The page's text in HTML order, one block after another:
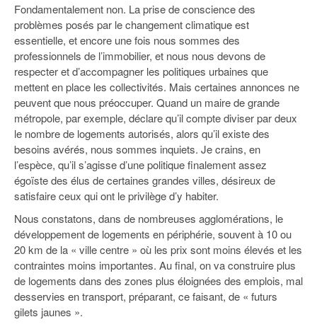
Fondamentalement non. La prise de conscience des
problèmes posés par le changement climatique est
essentielle, et encore une fois nous sommes des
professionnels de l’immobilier, et nous nous devons de
respecter et d’accompagner les politiques urbaines que
mettent en place les collectivités. Mais certaines annonces ne
peuvent que nous préoccuper. Quand un maire de grande
métropole, par exemple, déclare qu’il compte diviser par deux
le nombre de logements autorisés, alors qu’il existe des
besoins avérés, nous sommes inquiets. Je crains, en
l’espèce, qu’il s’agisse d’une politique finalement assez
égoïste des élus de certaines grandes villes, désireux de
satisfaire ceux qui ont le privilège d’y habiter.
Nous constatons, dans de nombreuses agglomérations, le
développement de logements en périphérie, souvent à 10 ou
20 km de la « ville centre » où les prix sont moins élevés et les
contraintes moins importantes. Au final, on va construire plus
de logements dans des zones plus éloignées des emplois, mal
desservies en transport, préparant, ce faisant, de « futurs
gilets jaunes ».